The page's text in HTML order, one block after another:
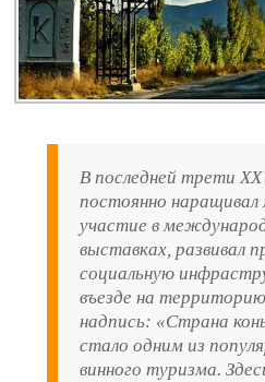
В последней трети
постоянно
участие в
выставках, развивал
социальную
въезде на
надпись: «Страна
стало одним из
винного туризма.